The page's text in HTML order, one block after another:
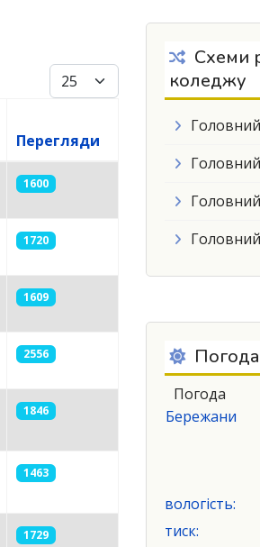
Показувати
Перегляди
1600
1720
1609
2556
1846
1463
1729
Схеми
коледжу
Погода
Погода
Бережани
вологість:
тиск: